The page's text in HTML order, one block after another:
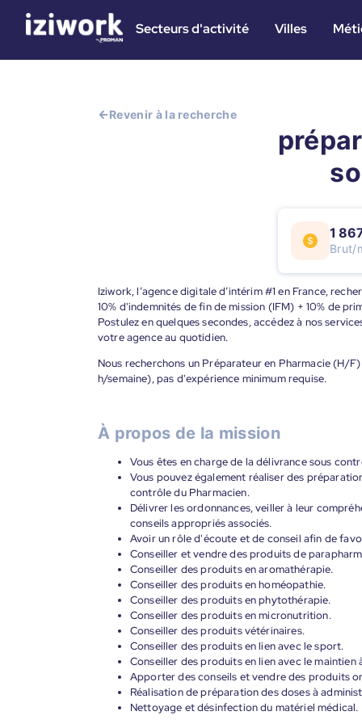
Secteurs d'activité Villes
Revenir à la recherche
1
Brut/
Iziwork, l’agence digitale d’intérim #1 en France,
10% d'indemnités de fin de mission (IFM) + 10% de
Postulez en quelques secondes, accédez à nos
votre agence au quotidien.
Nous recherchons un Préparateur en Pharmacie (H/
h/semaine), pas d'expérience minimum requise.
À propos de la mission
Vous êtes en charge de la délivrance sous
Vous pouvez également réaliser des
contrôle du Pharmacien.
Délivrer les ordonnances, veiller à leur
conseils appropriés associés.
Avoir un rôle d'écoute et de conseil afin de
Conseiller et vendre des produits de
Conseiller des produits en aromathérapie.
Conseiller des produits en homéopathie.
Conseiller des produits en phytothérapie.
Conseiller des produits en micronutrition.
Conseiller des produits vétérinaires.
Conseiller des produits en lien avec le sport.
Conseiller des produits en lien avec le maintien
Apporter des conseils et vendre des produits
Réalisation de préparation des doses à
Nettoyage et désinfection du matériel médical.